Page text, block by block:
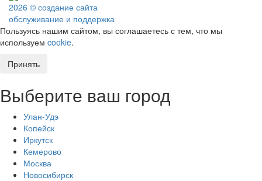
2026 © создание сайта
обслуживание и поддержка
Пользуясь нашим сайтом, вы соглашаетесь с тем, что мы
используем cookie.
Принять
Выберите ваш город
Улан-Удэ
Копейск
Иркутск
Кемерово
Москва
Новосибирск